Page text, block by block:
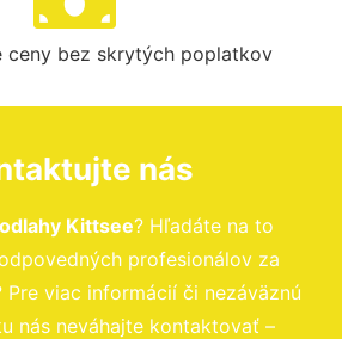
ceny bez skrytých poplatkov
nás
Kittsee? Hľadáte na to
profesionálov za
Pre viac informácií či nezáväznú
nás neváhajte kontaktovať –